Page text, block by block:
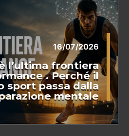
16/07/2026
l’ultima frontiera
. Perché il
sport passa dalla
mentale